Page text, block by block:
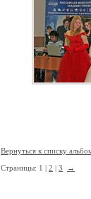
Вернуться к списку
Страницы: 1 | 2 | 3 →